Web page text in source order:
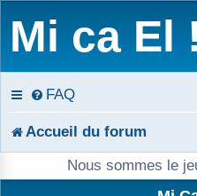
Mi ca El
FAQ
Accueil du forum
Nous sommes le